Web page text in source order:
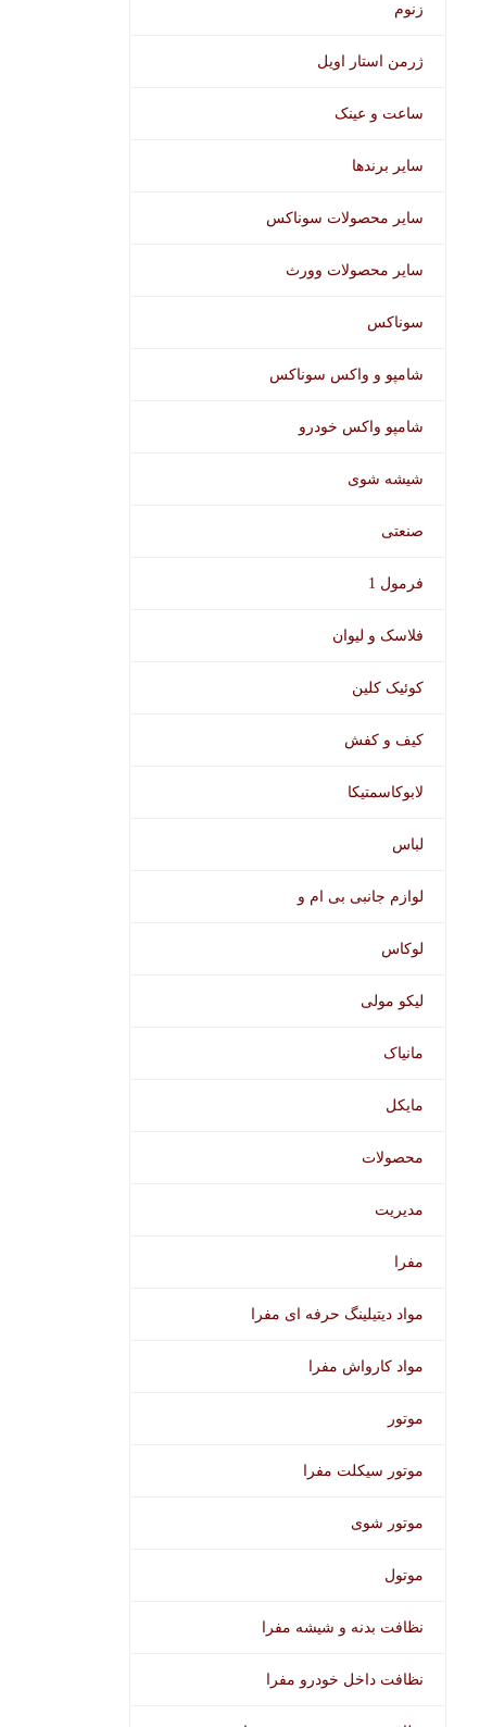
زنوم
ژرمن استار اویل
ساعت و عینک
سایر برندها
سایر محصولات سوناکس
سایر محصولات وورث
سوناکس
شامپو و واکس سوناکس
شامپو واکس خودرو
شیشه شوی
صنعتی
فرمول 1
فلاسک و لیوان
کوئیک کلین
کیف و کفش
لابوکاسمتیکا
لباس
لوازم جانبی بی ام و
لوکاس
لیکو مولی
مانیاک
مایکل
محصولات
مدیریت
مفرا
مواد دیتیلینگ حرفه ای مفرا
مواد کارواش مفرا
موتور
موتور سیکلت مفرا
موتور شوی
موتول
نظافت بدنه و شیشه مفرا
نظافت داخل خودرو مفرا